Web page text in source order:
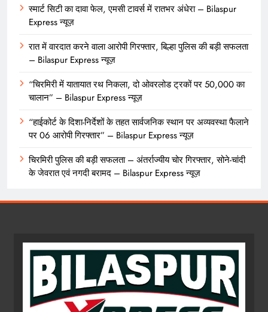
स्मार्ट सिटी का दावा फेल, एमसी टावर्स में रातभर अंधेरा – Bilaspur
Express न्यूज़
रात में वारदात करने वाला आरोपी गिरफ्तार, बिल्हा पुलिस की बड़ी सफलता
– Bilaspur Express न्यूज़
“चिरमिरी में यातायात रथ निकला, दो ओवरलोड ट्रकों पर 50,000 का
चालान” – Bilaspur Express न्यूज़
“हाईकोर्ट के दिशा-निर्देशों के तहत सार्वजनिक स्थान पर अव्यवस्था फैलाने
पर 06 आरोपी गिरफ्तार” – Bilaspur Express न्यूज़
चिरमिरी पुलिस की बड़ी सफलता – अंतर्राज्यीय चोर गिरफ्तार, सोने-चांदी
के जेवरात एवं नगदी बरामद – Bilaspur Express न्यूज़